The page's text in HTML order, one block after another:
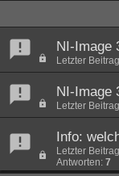
NI-Image
Letzter
NI-Image
Letzter
Info:
Letzter
Antworten: 7